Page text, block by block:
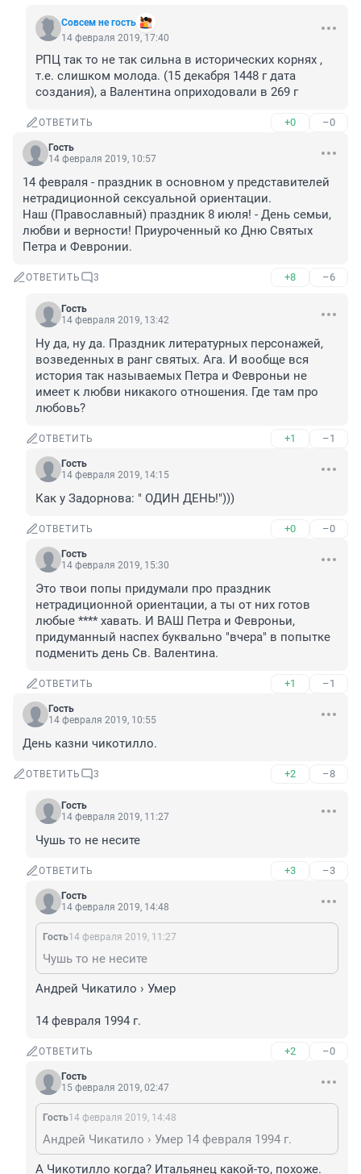
Совсем не гость
14 февраля 2019, 17:40
РПЦ так то не так сильна в исторических корнях ,
т.е. слишком молода. (15 декабря 1448 г дата
создания), а Валентина оприходовали в 269 г
ОТВЕТИТЬ +0 –0
Гость
14 февраля 2019, 10:57
14 февраля - праздник в основном у представителей
нетрадиционной сексуальной ориентации.
Наш (Православный) праздник 8 июля! - День семьи,
любви и верности! Приуроченный ко Дню Святых
Петра и Февронии.
ОТВЕТИТЬ 3 +8 –6
Гость
14 февраля 2019, 13:42
Ну да, ну да. Праздник литературных персонажей,
возведенных в ранг святых. Ага. И вообще вся
история так называемых Петра и Февроньи не
имеет к любви никакого отношения. Где там про
любовь?
ОТВЕТИТЬ +1 –1
Гость
14 февраля 2019, 14:15
Как у Задорнова: " ОДИН ДЕНЬ!")))
ОТВЕТИТЬ +0 –0
Гость
14 февраля 2019, 15:30
Это твои попы придумали про праздник
нетрадиционной ориентации, а ты от них готов
любые **** хавать. И ВАШ Петра и Февроньи,
придуманный наспех буквально "вчера" в попытке
подменить день Св. Валентина.
ОТВЕТИТЬ +1 –1
Гость
14 февраля 2019, 10:55
День казни чикотилло.
ОТВЕТИТЬ 3 +2 –8
Гость
14 февраля 2019, 11:27
Чушь то не несите
ОТВЕТИТЬ +3 –3
Гость
14 февраля 2019, 14:48
Гость14 февраля 2019, 11:27
Чушь то не несите
Андрей Чикатило › Умер
14 февраля 1994 г.
ОТВЕТИТЬ +2 –0
Гость
15 февраля 2019, 02:47
Гость14 февраля 2019, 14:48
Андрей Чикатило › Умер 14 февраля 1994 г.
А Чикотилло когда? Итальянец какой-то, похоже.